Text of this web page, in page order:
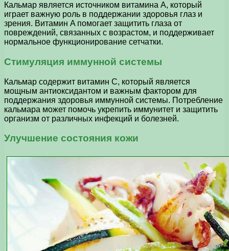
Кальмар является источником витамина A, который
играет важную роль в поддержании здоровья глаз и
зрения. Витамин A помогает защитить глаза от
повреждений, связанных с возрастом, и поддерживает
нормальное функционирование сетчатки.
Стимуляция иммунной системы
Кальмар содержит витамин C, который является
мощным антиоксидантом и важным фактором для
поддержания здоровья иммунной системы. Потребление
кальмара может помочь укрепить иммунитет и защитить
организм от различных инфекций и болезней.
Улучшение состояния кожи